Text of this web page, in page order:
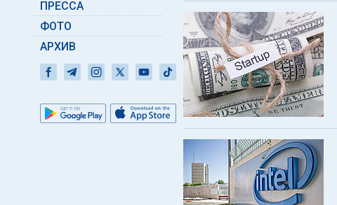
ПРЕССА
ФОТО
АРХИВ